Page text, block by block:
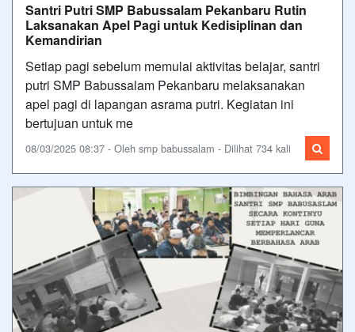
Santri Putri SMP Babussalam Pekanbaru Rutin
Laksanakan Apel Pagi untuk Kedisiplinan dan
Kemandirian
Setiap pagi sebelum memulai aktivitas belajar, santri
putri SMP Babussalam Pekanbaru melaksanakan
apel pagi di lapangan asrama putri. Kegiatan ini
bertujuan untuk me
08/03/2025 08:37 - Oleh smp babussalam - Dilihat 734 kali